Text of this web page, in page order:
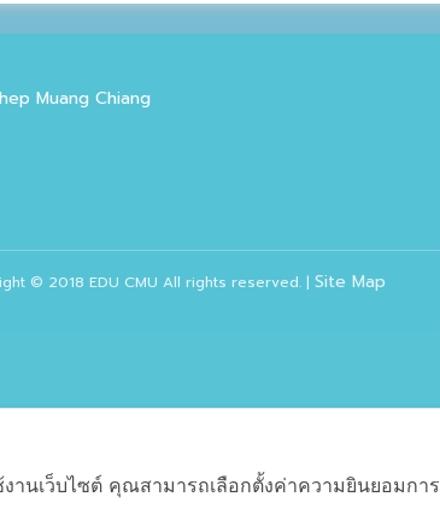
Muang Chiang
© 2018 EDU CMU All rights reserved.| Site Map
านเว็บไซต์ คุณสามารถเลือกตั้งค่าความยินยอมก